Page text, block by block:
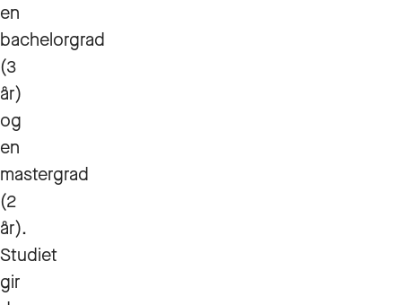
en
bachelorgrad
(3
år)
og
en
mastergrad
(2
år).
Studiet
gir